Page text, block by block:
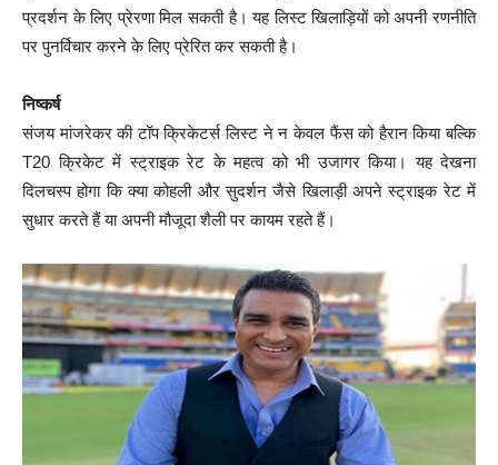
प्रदर्शन के लिए प्रेरणा मिल सकती है। यह लिस्ट खिलाड़ियों को अपनी रणनीति
पर पुनर्विचार करने के लिए प्रेरित कर सकती है।
निष्कर्ष
संजय मांजरेकर की टॉप क्रिकेटर्स लिस्ट ने न केवल फैंस को हैरान किया बल्कि
T20 क्रिकेट में स्ट्राइक रेट के महत्व को भी उजागर किया। यह देखना
दिलचस्प होगा कि क्या कोहली और सुदर्शन जैसे खिलाड़ी अपने स्ट्राइक रेट में
सुधार करते हैं या अपनी मौजूदा शैली पर कायम रहते हैं।